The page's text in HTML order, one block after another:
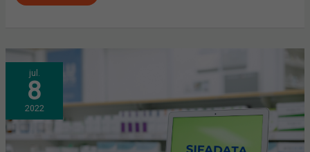
jul.
8
2022
EL
DEPARTAMENT
DE
SALUT
I
EL
CONSELL
COL·LEGIS
FARMACÈUTICS